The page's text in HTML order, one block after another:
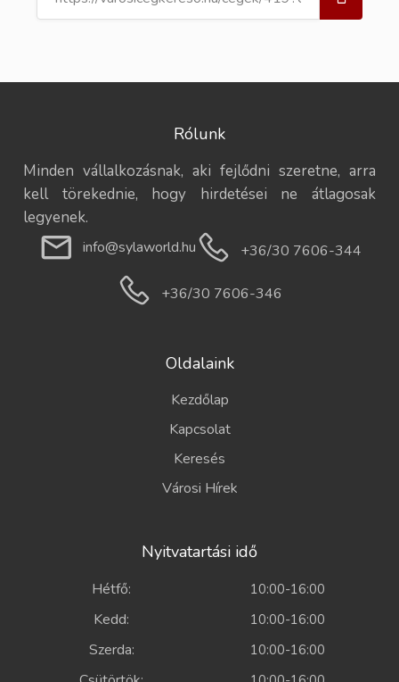
Rólunk
Minden vállalkozásnak, aki fejlődni szeretne, arra
kell törekednie, hogy hirdetései ne átlagosak
legyenek.
info@sylaworld.hu +36/30 7606-344
+36/30 7606-346
Oldalaink
Kezdőlap
Kapcsolat
Keresés
Városi Hírek
Nyitvatartási idő
Hétfő: 10:00-16:00
Kedd: 10:00-16:00
Szerda: 10:00-16:00